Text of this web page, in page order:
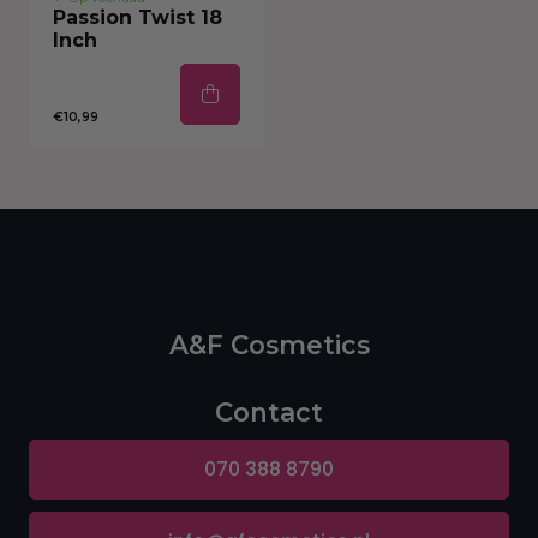
Passion Twist 18
Inch
€10,99
A&F Cosmetics
Contact
070 388 8790